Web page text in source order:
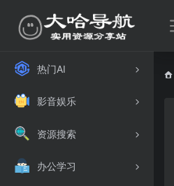
热门AI
影音娱乐
资源搜索
办公学习